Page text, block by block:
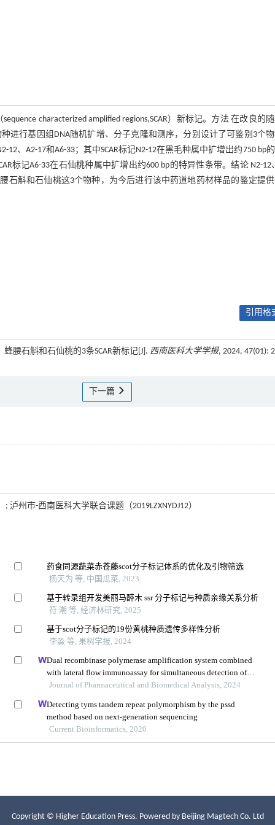
characterized amplified regions,SCAR）新标记。方法 在改良的
种进行基因组DNA随机扩增、分子克隆和测序，分别设计了可鉴别3个
、A2-17和A6-33；其中SCAR标记N2-12在黑毛种属中扩增出约750 bp
标记A6-33在石仙桃种属中扩增出约600 bp的特异性条带。结论 N2-12
石斛和石仙桃这3个物种，为今后进行该中药道地药材样品的鉴定提
引用格
腰石斛和石仙桃的3条SCAR新标记[J]. 西南医科大学学报, 2024, 47(01):
下一篇
泸州市-西南医科大学联合课题（2019LZXNYDJ12）
Copyright © Higher Education Press. Powered by Beijing Magtech Co. Ltd